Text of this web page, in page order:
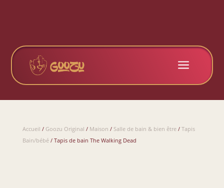
a
Accueil / Goozu Original / Maison / Salle de bain & bien être/ Tapis
Bain/bébé/ Tapis de bain The Walking Dead